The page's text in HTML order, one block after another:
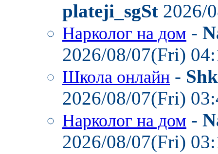
plateji_sgSt 2026/
Нарколог на дом -
2026/08/07(Fri)
Школа онлайн -
2026/08/07(Fri)
Нарколог на дом -
2026/08/07(Fri)